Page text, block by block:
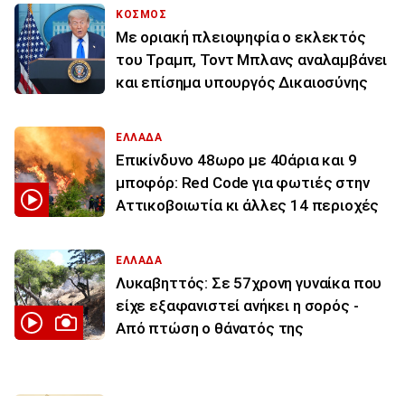
ΚΟΣΜΟΣ
Με οριακή πλειοψηφία ο εκλεκτός
του Τραμπ, Τοντ Μπλανς αναλαμβάνει
και επίσημα υπουργός Δικαιοσύνης
ΕΛΛΑΔΑ
Επικίνδυνο 48ωρο με 40άρια και 9
μποφόρ: Red Code για φωτιές στην
Αττικοβοιωτία κι άλλες 14 περιοχές
ΕΛΛΑΔΑ
Λυκαβηττός: Σε 57χρονη γυναίκα που
είχε εξαφανιστεί ανήκει η σορός -
Από πτώση ο θάνατός της